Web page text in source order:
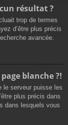
résultat ?
trop de termes
d’être plus précis
avancée.
blanche ?!
le serveur puisse les
plus précis dans
dans lesquels vous